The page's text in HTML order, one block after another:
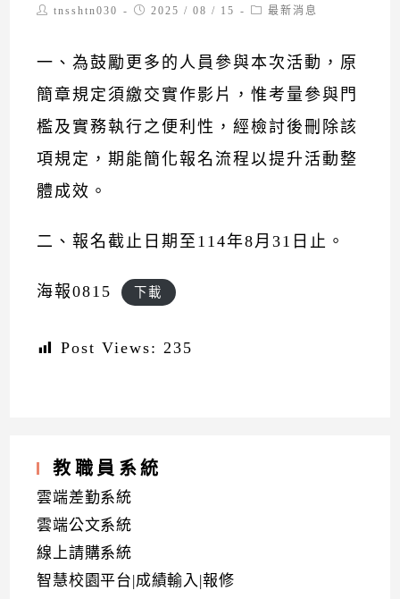
Posttnsshtn030
Post2025 / 08 / 15
Post最新消息
一、為鼓勵更多的人員參與本次活動，原
簡章規定須繳交實作影片，惟考量參與門
檻及實務執行之便利性，經檢討後刪除該
項規定，期能簡化報名流程以提升活動整
體成效。
二、報名截止日期至114年8月31日止。
海報0815 下載
Post Views: 235
教職員系統
雲端差勤系統
雲端公文系統
線上請購系統
智慧校園平台|成績輸入|報修